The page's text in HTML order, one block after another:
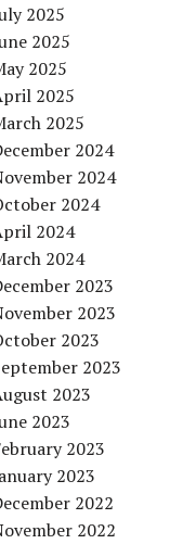
2025
2025
2025
2025
2025
2024
2024
2024
2024
2024
2023
2023
2023
2023
2023
2023
2023
2023
2022
2022